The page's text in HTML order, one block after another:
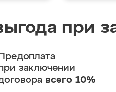
при
Предоплата
заключении
всего 10%